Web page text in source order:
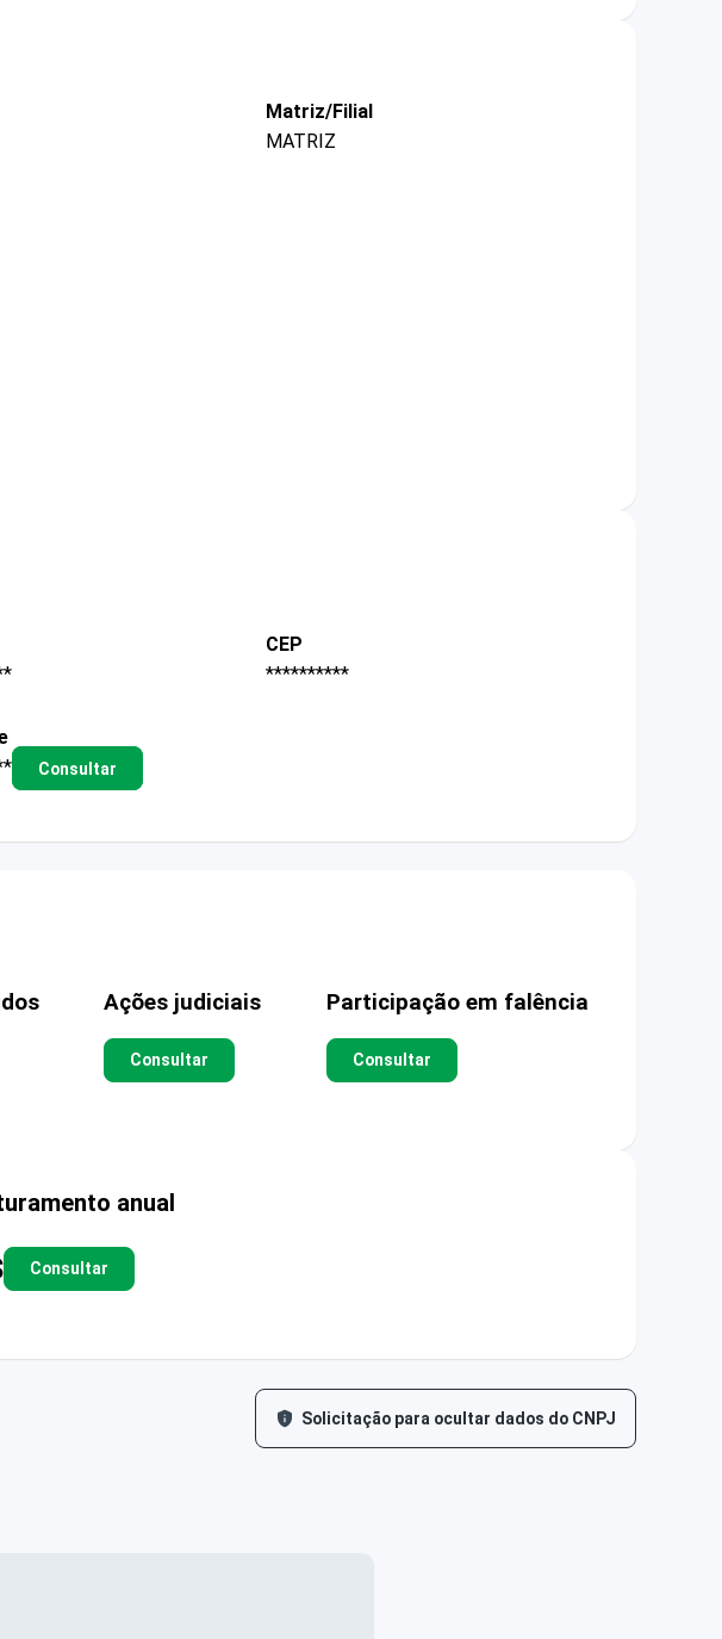
Matriz/Filial
MATRIZ
CEP
**********
Consultar
Ações judiciais
Consultar
Participação em falência
Consultar
anual
Consultar
Solicitação para ocultar dados do CNPJ